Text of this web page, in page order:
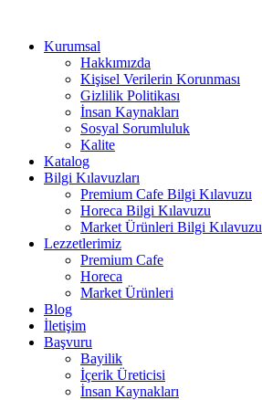
Kurumsal
Hakkımızda
Kişisel Verilerin Korunması
Gizlilik Politikası
İnsan Kaynakları
Sosyal Sorumluluk
Kalite
Katalog
Bilgi Kılavuzları
Premium Cafe Bilgi Kılavuzu
Horeca Bilgi Kılavuzu
Market Ürünleri Bilgi Kılavuzu
Lezzetlerimiz
Premium Cafe
Horeca
Market Ürünleri
Blog
İletişim
Başvuru
Bayilik
İçerik Üreticisi
İnsan Kaynakları